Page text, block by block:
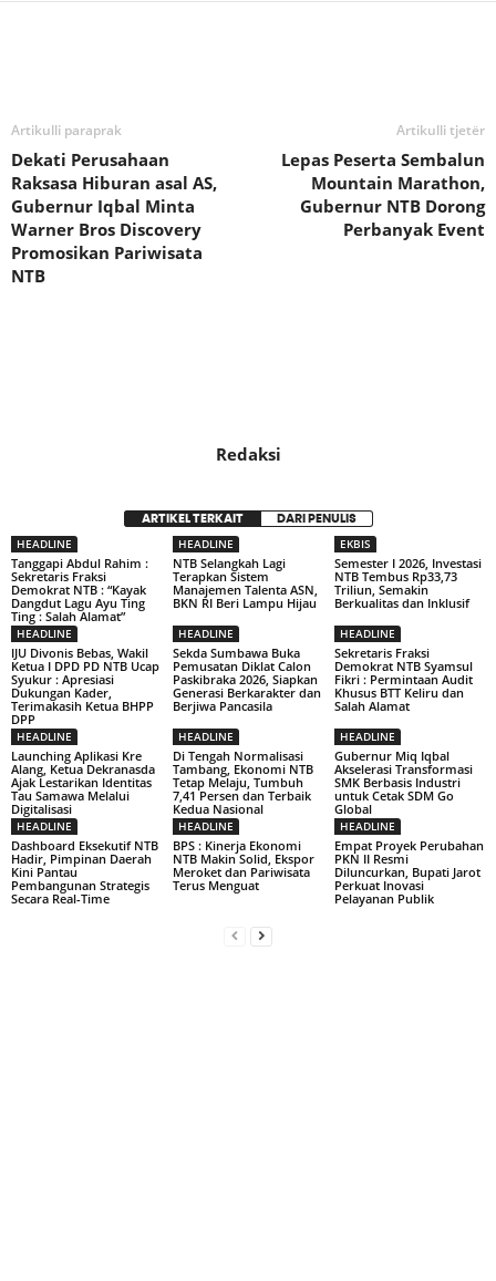
Artikulli paraprak
Dekati Perusahaan
Raksasa Hiburan asal AS,
Gubernur Iqbal Minta
Warner Bros Discovery
Promosikan Pariwisata
NTB
Artikulli tjetër
Lepas Peserta Sembalun
Mountain Marathon,
Gubernur NTB Dorong
Perbanyak Event
Redaksi
ARTIKEL TERKAIT DARI PENULIS
HEADLINE
Tanggapi Abdul Rahim :
Sekretaris Fraksi
Demokrat NTB : “Kayak
Dangdut Lagu Ayu Ting
Ting : Salah Alamat”
HEADLINE
NTB Selangkah Lagi
Terapkan Sistem
Manajemen Talenta ASN,
BKN RI Beri Lampu Hijau
EKBIS
Semester I 2026, Investasi
NTB Tembus Rp33,73
Triliun, Semakin
Berkualitas dan Inklusif
HEADLINE
IJU Divonis Bebas, Wakil
Ketua I DPD PD NTB Ucap
Syukur : Apresiasi
Dukungan Kader,
Terimakasih Ketua BHPP
DPP
HEADLINE
Sekda Sumbawa Buka
Pemusatan Diklat Calon
Paskibraka 2026, Siapkan
Generasi Berkarakter dan
Berjiwa Pancasila
HEADLINE
Sekretaris Fraksi
Demokrat NTB Syamsul
Fikri : Permintaan Audit
Khusus BTT Keliru dan
Salah Alamat
HEADLINE
Launching Aplikasi Kre
Alang, Ketua Dekranasda
Ajak Lestarikan Identitas
Tau Samawa Melalui
Digitalisasi
HEADLINE
Di Tengah Normalisasi
Tambang, Ekonomi NTB
Tetap Melaju, Tumbuh
7,41 Persen dan Terbaik
Kedua Nasional
HEADLINE
Gubernur Miq Iqbal
Akselerasi Transformasi
SMK Berbasis Industri
untuk Cetak SDM Go
Global
HEADLINE
Dashboard Eksekutif NTB
Hadir, Pimpinan Daerah
Kini Pantau
Pembangunan Strategis
Secara Real-Time
HEADLINE
BPS : Kinerja Ekonomi
NTB Makin Solid, Ekspor
Meroket dan Pariwisata
Terus Menguat
HEADLINE
Empat Proyek Perubahan
PKN II Resmi
Diluncurkan, Bupati Jarot
Perkuat Inovasi
Pelayanan Publik